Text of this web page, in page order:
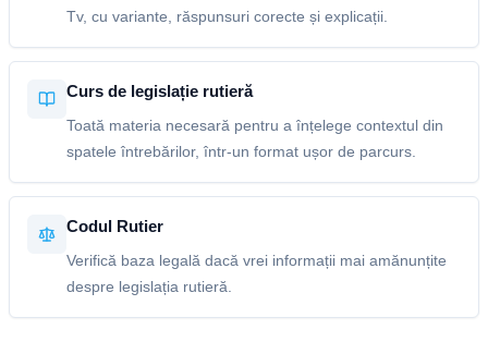
Tv, cu variante, răspunsuri corecte și explicații.
Curs de legislație rutieră
Toată materia necesară pentru a înțelege contextul din
spatele întrebărilor, într-un format ușor de parcurs.
Codul Rutier
Verifică baza legală dacă vrei informații mai amănunțite
despre legislația rutieră.